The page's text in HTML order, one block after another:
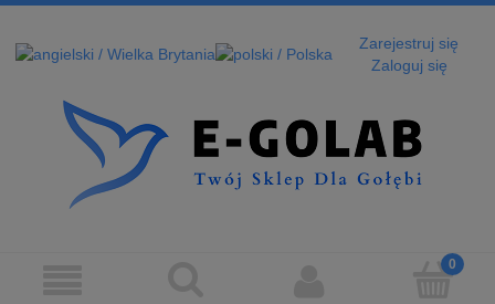
Zarejestruj się
Zaloguj się